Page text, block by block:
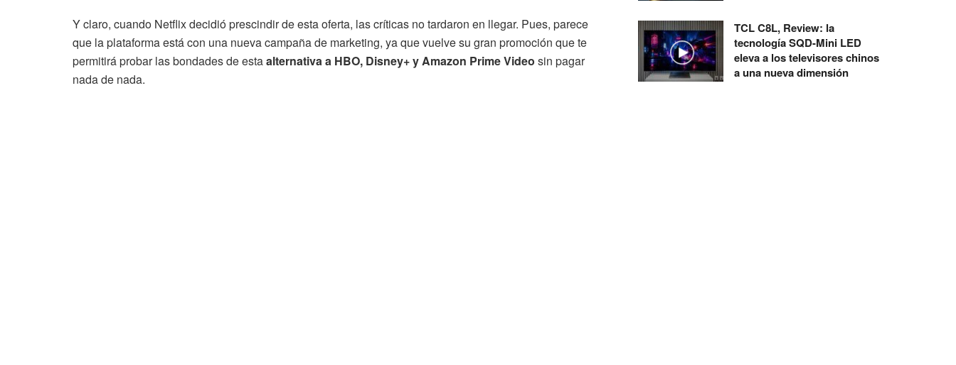
Y claro, cuando Netflix decidió prescindir de esta oferta, las críticas no tardaron en llegar. Pues, parece
que la plataforma está con una nueva campaña de marketing, ya que vuelve su gran promoción que te
permitirá probar las bondades de estaalternativa a HBO, Disney+ y Amazon Prime Video sin pagar
nada de nada.
TCL C8L, Review: la
tecnología SQD-Mini LED
eleva a los televisores chinos
a una nueva dimensión